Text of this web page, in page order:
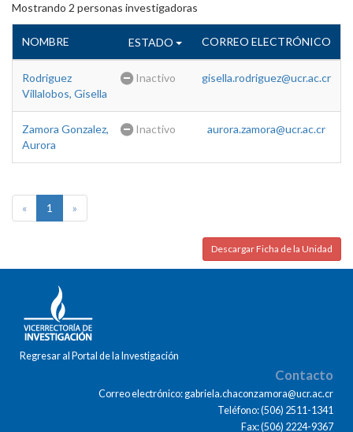
Mostrando 2 personas investigadoras
NOMBRE ESTADO CORREO ELECTRÓNICO
Rodriguez
Villalobos, Gisella
Inactivo gisella.rodriguez@ucr.ac.cr
Zamora Gonzalez,
Aurora
Inactivo aurora.zamora@ucr.ac.cr
« 1 »
Descargar Ficha de la Unidad
Regresar al Portal de la Investigación
Contacto
Correo electrónico: gabriela.chaconzamora@ucr.ac.cr
Teléfono: (506) 2511-1341
Fax: (506) 2224-9367